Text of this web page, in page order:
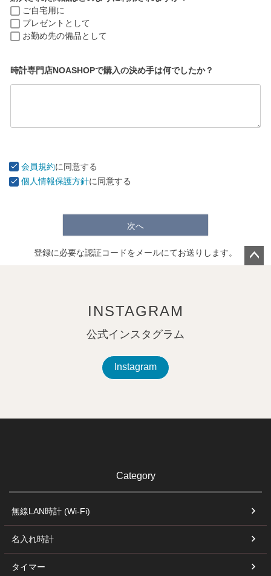
ご自宅用に
プレゼントとして
お勤め先の備品として
時計専門店NOASHOPで購入の決め手は何でしたか？
会員規約に同意する
個人情報保護方針に同意する
次へ
登録に必要な認証コードをメールにてお送りします。
INSTAGRAM
公式インスタグラム
Instagram
Category
無線LAN時計 (Wi-Fi)
名入れ時計
タイマー